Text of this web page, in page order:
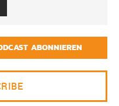
ABONNIEREN